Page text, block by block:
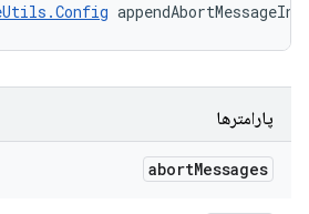
پارامترها
abortMessages